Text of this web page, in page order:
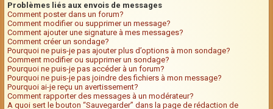
Problèmes liés aux envois de messages
Comment poster dans un forum?
Comment modifier ou supprimer un message?
Comment ajouter une signature à mes messages?
Comment créer un sondage?
Pourquoi ne puis-je pas ajouter plus d’options à mon sondage?
Comment modifier ou supprimer un sondage?
Pourquoi ne puis-je pas accéder à un forum?
Pourquoi ne puis-je pas joindre des fichiers à mon message?
Pourquoi ai-je reçu un avertissement?
Comment rapporter des messages à un modérateur?
A quoi sert le bouton “Sauvegarder” dans la page de rédaction de